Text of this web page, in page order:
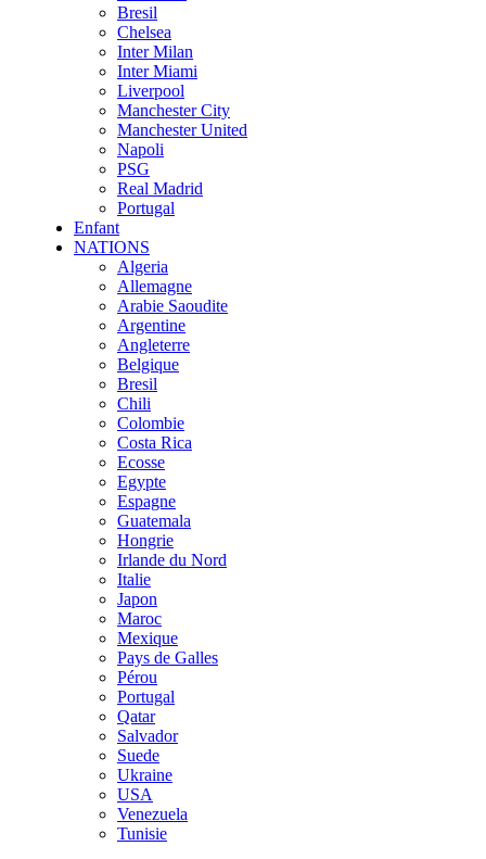
Bresil
Chelsea
Inter Milan
Inter Miami
Liverpool
Manchester City
Manchester United
Napoli
PSG
Real Madrid
Portugal
Enfant
NATIONS
Algeria
Allemagne
Arabie Saoudite
Argentine
Angleterre
Belgique
Bresil
Chili
Colombie
Costa Rica
Ecosse
Egypte
Espagne
Guatemala
Hongrie
Irlande du Nord
Italie
Japon
Maroc
Mexique
Pays de Galles
Pérou
Portugal
Qatar
Salvador
Suede
Ukraine
USA
Venezuela
Tunisie